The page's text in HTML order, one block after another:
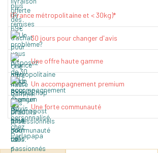
(France métropolitaine et < 30kg)*
30 jours pour changer d'avis
Une offre haute gamme
Un accompagnement premium
Une forte communauté